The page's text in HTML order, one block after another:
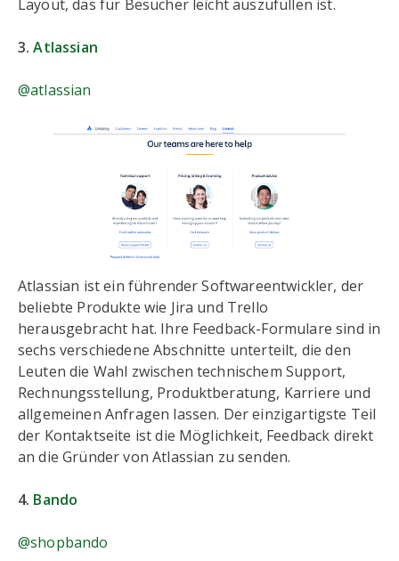
Layout, das für Besucher leicht auszufüllen ist.
3.Atlassian
@atlassian
Atlassian ist ein führender Softwareentwickler, der
beliebte Produkte wie Jira und Trello
herausgebracht hat. Ihre Feedback-Formulare sind in
sechs verschiedene Abschnitte unterteilt, die den
Leuten die Wahl zwischen technischem Support,
Rechnungsstellung, Produktberatung, Karriere und
allgemeinen Anfragen lassen. Der einzigartigste Teil
der Kontaktseite ist die Möglichkeit, Feedback direkt
an die Gründer von Atlassian zu senden.
4. Bando
@shopbando